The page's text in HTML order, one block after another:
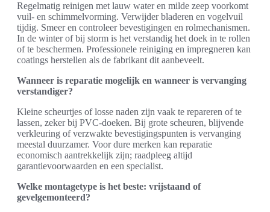
Regelmatig reinigen met lauw water en milde zeep voorkomt
vuil- en schimmelvorming. Verwijder bladeren en vogelvuil
tijdig. Smeer en controleer bevestigingen en rolmechanismen.
In de winter of bij storm is het verstandig het doek in te rollen
of te beschermen. Professionele reiniging en impregneren kan
coatings herstellen als de fabrikant dit aanbeveelt.
Wanneer is reparatie mogelijk en wanneer is vervanging
verstandiger?
Kleine scheurtjes of losse naden zijn vaak te repareren of te
lassen, zeker bij PVC-doeken. Bij grote scheuren, blijvende
verkleuring of verzwakte bevestigingspunten is vervanging
meestal duurzamer. Voor dure merken kan reparatie
economisch aantrekkelijk zijn; raadpleeg altijd
garantievoorwaarden en een specialist.
Welke montagetype is het beste: vrijstaand of
gevelgemonteerd?